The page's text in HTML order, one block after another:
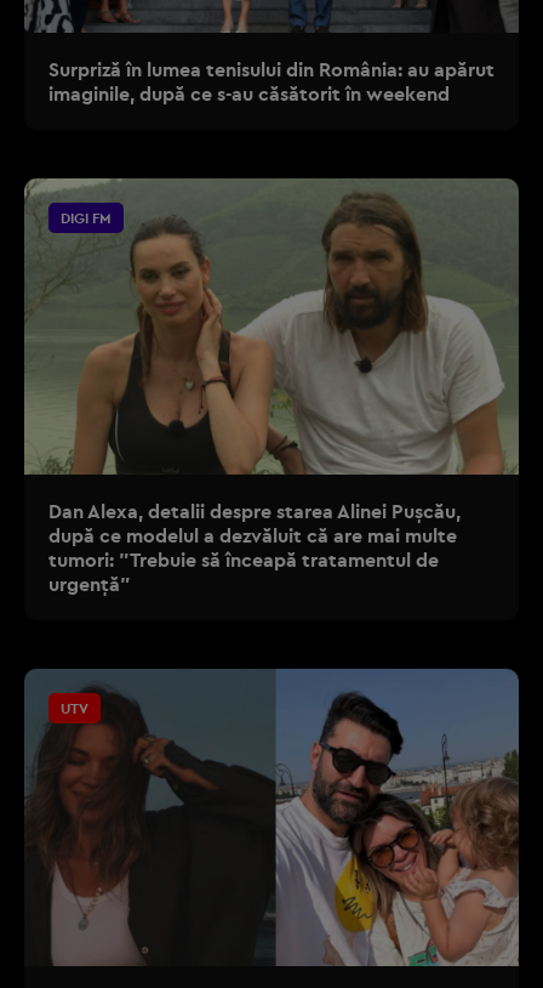
Surpriză în lumea tenisului din România: au apărut
imaginile, după ce s-au căsătorit în weekend
DIGI FM
Dan Alexa, detalii despre starea Alinei Pușcău,
după ce modelul a dezvăluit că are mai multe
tumori: "Trebuie să înceapă tratamentul de
urgență"
UTV